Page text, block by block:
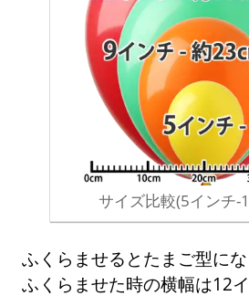
サイズ比較(5インチ-
ふくらませるとたまご型にな
ふくらませた時の横幅は12